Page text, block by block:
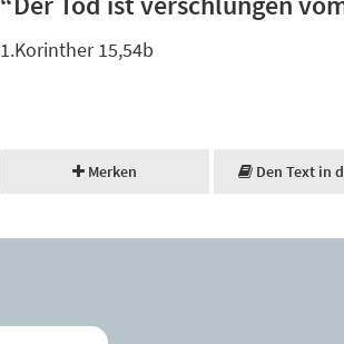
1.Korinther 15,54b
Merken Den Text in